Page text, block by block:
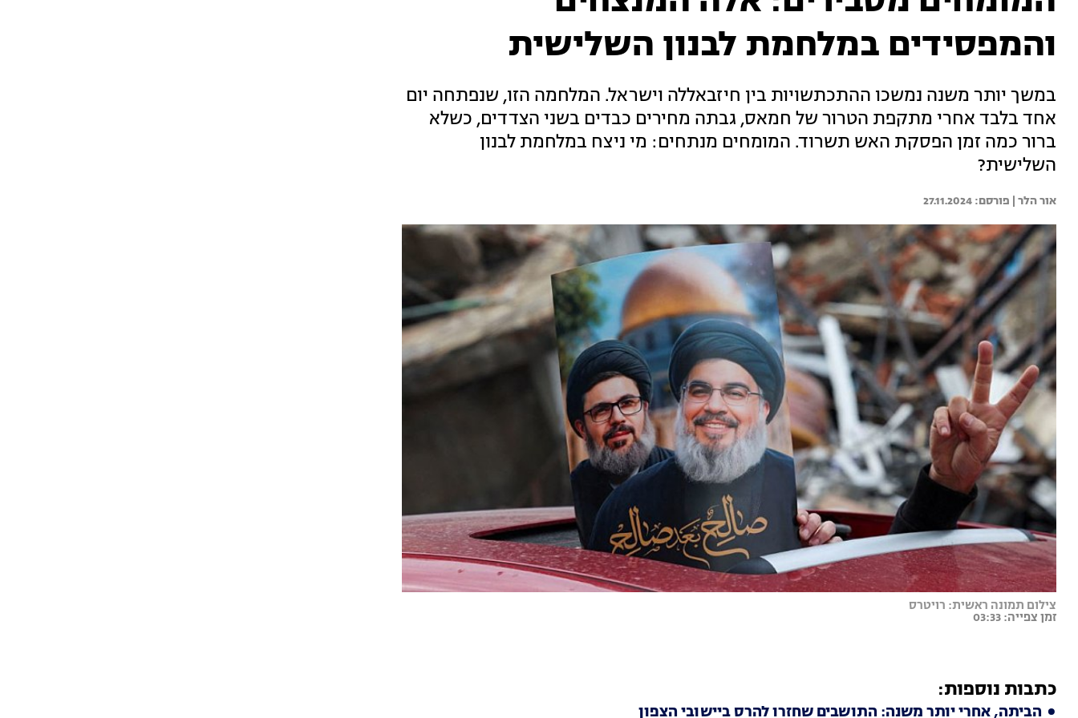
והמפסידים במלחמת לבנון השלישית
במשך יותר משנה נמשכו ההתכתשויות בין חיזבאללה וישראל. המלחמה הזו, שנפתחה יום
אחד בלבד אחרי מתקפת הטרור של חמאס, גבתה מחירים כבדים בשני הצדדים, כשלא
ברור כמה זמן הפסקת האש תשרוד. המומחים מנתחים: מי ניצח במלחמת לבנון
השלישית?
אור הלר | 27.11.2024
צילום תמונה ראשית: רויטרס
זמן צפייה: 03:33
כתבות נוספות:
הביתה, אחרי יותר משנה: התושבים שחזרו להרס ביישובי הצפון